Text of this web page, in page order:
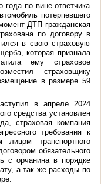
по вине ответчика
потерпевшего
ДТП гражданская
по договору в
в свою страховую
которая признала
ему страховое
страховщику
в размере 59
в апреле 2024
средства установлен
страховая компания
требования к
лицом транспортного
обязательного
с орчанина в порядке
а так же расходы по